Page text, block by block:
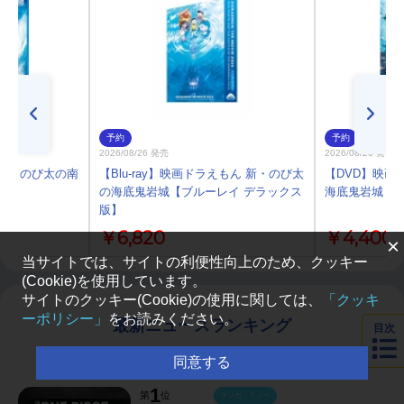
ん のび太の南
予約
2026/08/26 発売
【Blu-ray】映画ドラえもん 新・のび太
の海底鬼岩城【ブルーレイ デラックス
版】
￥6,820
予約
2026/08/26 発売
【DVD】映
海底鬼岩城【
￥4,400
最新ニュースランキング
第1位 マンガ・ラノベ
目次
×
当サイトでは、サイトの利便性向上のため、クッキー
(Cookie)を使用しています。
サイトのクッキー(Cookie)の使用に関しては、
「クッキ
ーポリシー」
をお読みください。
同意する